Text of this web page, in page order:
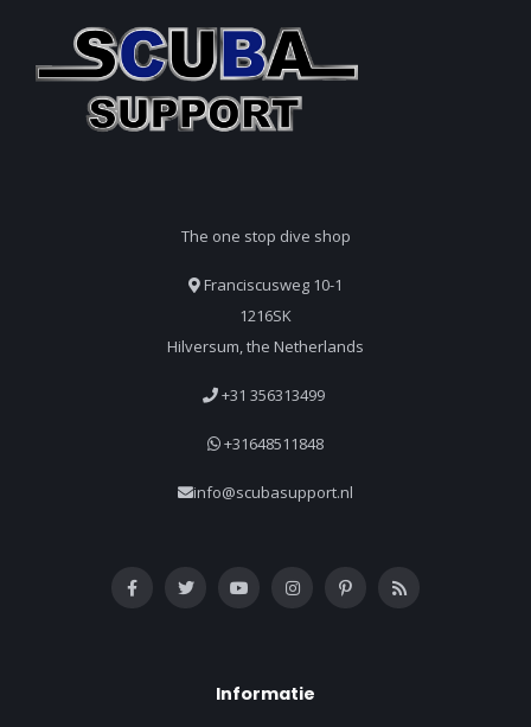
The one stop dive shop
Franciscusweg 10-1
1216SK
Hilversum, the Netherlands
+31 356313499
+31648511848
info@scubasupport.nl
Informatie